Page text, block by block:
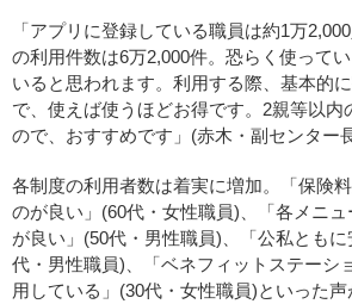
「アプリに登録している職員は約1万
の利用件数は6万2,000件。恐らく使って
いると思われます。利用する際、基本的
で、使えば使うほどお得です。2親等以内
ので、おすすめです」(赤木・副センター
各制度の利用者数は着実に増加。「保険
のが良い」(60代・女性職員)、「各メニ
が良い」(50代・男性職員)、「公私とも
代・男性職員)、「ベネフィットステーシ
用している」(30代・女性職員)といった声